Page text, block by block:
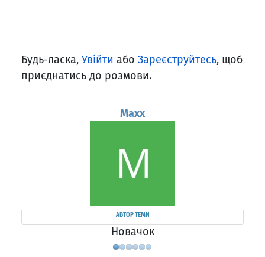
Будь-ласка, Увійти або Зареєструйтесь, щоб
приєднатись до розмови.
Maxx
АВТОР ТЕМИ
Новачок